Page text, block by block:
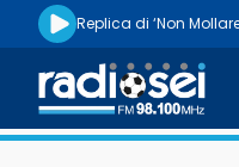
Riproduci la radio live
Replica di ‘Non
Radiosei 98.100 FM